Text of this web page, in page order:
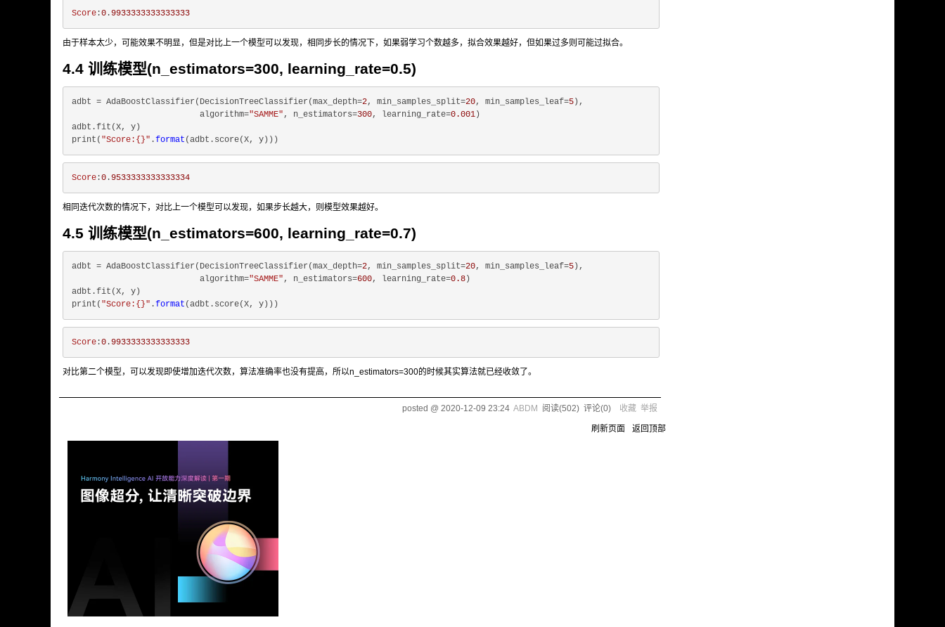
Score :0 .9933333333333333
由于样本太少，可能效果不明显，但是对比上一个模型可以发现，相同步长的情况下，如果弱学习个数越多，拟合效果越好，但如果过多则可能过拟合。
4.4 训练模型(n_estimators=300, learning_rate=0.5)
adbt = AdaBoostClassifier(DecisionTreeClassifier(max_depth=2, min_samples_split=20, min_samples_leaf=5 ),
                          algorithm=
"SAMME" , n_estimators=300, learning_rate=0.001 )
adbt.fit(X, y)
print( "Score:{}" .format
Score :0 .9533333333333334
相同迭代次数的情况下，对比上一个模型可以发现，如果步长越大，则模型效果越好。
4.5 训练模型(n_estimators=600, learning_rate=0.7)
adbt = AdaBoostClassifier(DecisionTreeClassifier(max_depth=2, min_samples_split=20, min_samples_leaf=5 ),
                          algorithm=
"SAMME" , n_estimators=600, learning_rate=0.8 )
adbt.fit(X, y)
print( "Score:{}" .format
Score :0 .9933333333333333
对比第二个模型，可以发现即使增加迭代次数，算法准确率也没有提高，所以n_estimators=300的时候其实算法就已经收敛了。
posted @ 2020-12-09 23:24 ABDM 阅读(502) 评论(0) 收藏 举报
刷新页面 返回顶部